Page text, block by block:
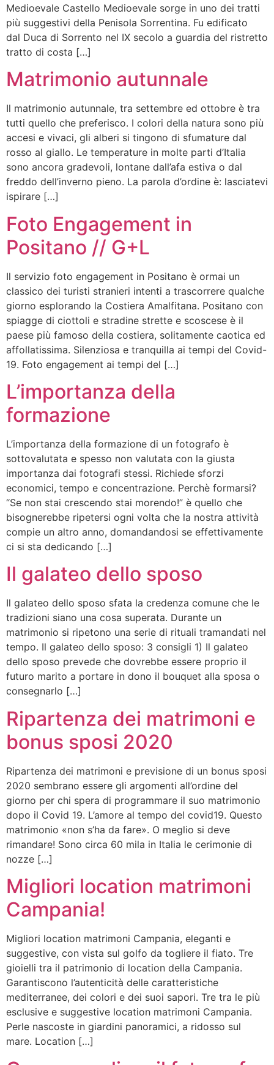
Medioevale Castello Medioevale sorge in uno dei tratti
più suggestivi della Penisola Sorrentina. Fu edificato
dal Duca di Sorrento nel IX secolo a guardia del ristretto
tratto di costa […]
Matrimonio autunnale
Il matrimonio autunnale, tra settembre ed ottobre è tra
tutti quello che preferisco. I colori della natura sono più
accesi e vivaci, gli alberi si tingono di sfumature dal
rosso al giallo. Le temperature in molte parti d’Italia
sono ancora gradevoli, lontane dall’afa estiva o dal
freddo dell’inverno pieno. La parola d’ordine è: lasciatevi
ispirare […]
Foto Engagement in
Positano // G+L
Il servizio foto engagement in Positano è ormai un
classico dei turisti stranieri intenti a trascorrere qualche
giorno esplorando la Costiera Amalfitana. Positano con
spiagge di ciottoli e stradine strette e scoscese è il
paese più famoso della costiera, solitamente caotica ed
affollatissima. Silenziosa e tranquilla ai tempi del Covid-
19. Foto engagement ai tempi del […]
L’importanza della
formazione
L’importanza della formazione di un fotografo è
sottovalutata e spesso non valutata con la giusta
importanza dai fotografi stessi. Richiede sforzi
economici, tempo e concentrazione. Perchè formarsi?
“Se non stai crescendo stai morendo!” è quello che
bisognerebbe ripetersi ogni volta che la nostra attività
compie un altro anno, domandandosi se effettivamente
ci si sta dedicando […]
Il galateo dello sposo
Il galateo dello sposo sfata la credenza comune che le
tradizioni siano una cosa superata. Durante un
matrimonio si ripetono una serie di rituali tramandati nel
tempo. Il galateo dello sposo: 3 consigli 1) Il galateo
dello sposo prevede che dovrebbe essere proprio il
futuro marito a portare in dono il bouquet alla sposa o
consegnarlo […]
Ripartenza dei matrimoni e
bonus sposi 2020
Ripartenza dei matrimoni e previsione di un bonus sposi
2020 sembrano essere gli argomenti all’ordine del
giorno per chi spera di programmare il suo matrimonio
dopo il Covid 19. L’amore al tempo del covid19. Questo
matrimonio «non s’ha da fare». O meglio si deve
rimandare! Sono circa 60 mila in Italia le cerimonie di
nozze […]
Migliori location matrimoni
Campania!
Migliori location matrimoni Campania, eleganti e
suggestive, con vista sul golfo da togliere il fiato. Tre
gioielli tra il patrimonio di location della Campania.
Garantiscono l’autenticità delle caratteristiche
mediterranee, dei colori e dei suoi sapori. Tre tra le più
esclusive e suggestive location matrimoni Campania.
Perle nascoste in giardini panoramici, a ridosso sul
mare. Location […]